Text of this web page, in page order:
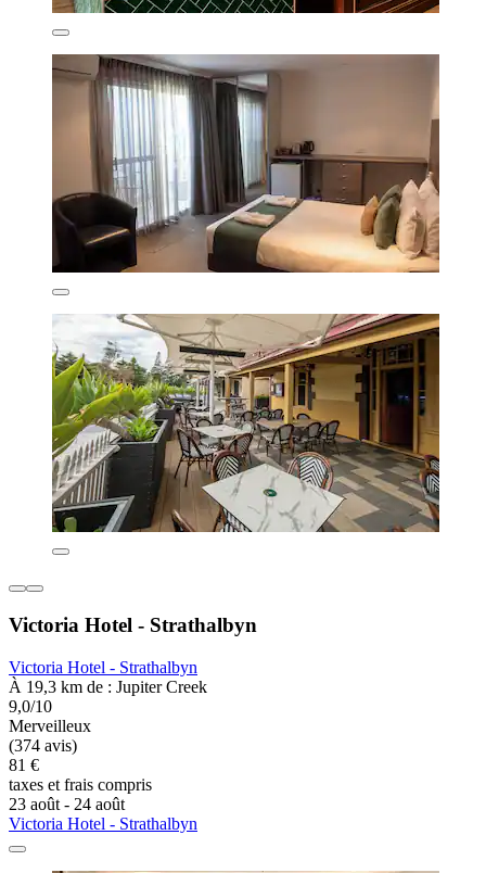
Victoria Hotel - Strathalbyn
Victoria Hotel - Strathalbyn
À 19,3 km de : Jupiter Creek
9,0/10
Merveilleux
(374 avis)
81 €
taxes et frais compris
23 août - 24 août
Victoria Hotel - Strathalbyn